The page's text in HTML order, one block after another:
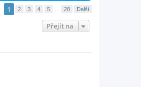
1 2 3 4 5 28 Další
Přejít na